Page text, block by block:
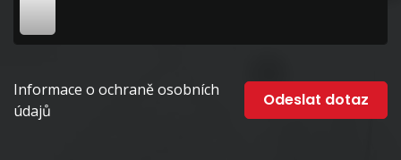
Informace o ochraně osobních
údajů